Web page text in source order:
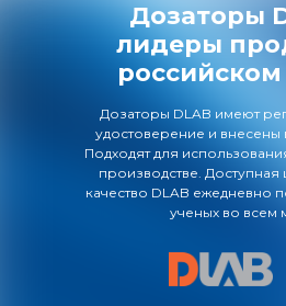
Дозаторы
лидеры
Дозаторы DLAB имеют
удостоверение и внесены
Подходят для
производстве.
качество DLAB ежедневно
ученых во всем